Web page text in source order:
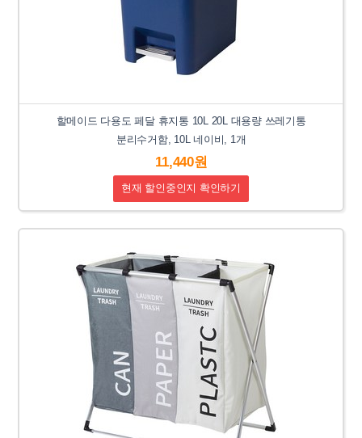
할메이드 다용도 페달 휴지통 10L 20L 대용량 쓰레기통
분리수거함, 10L 네이비, 1개
11,440원
현재 할인중인지 확인하기